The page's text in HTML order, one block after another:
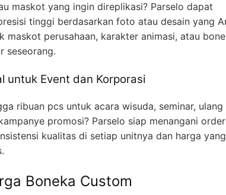
maskot yang ingin direplikasi? Parselo dapat
tinggi berdasarkan foto atau desain yang
maskot perusahaan, karakter animasi, atau
seseorang.
untuk Event dan Korporasi
ribuan pcs untuk acara wisuda, seminar, ulang
promosi? Parselo siap menangani order
kualitas di setiap unitnya dan harga
Boneka Custom